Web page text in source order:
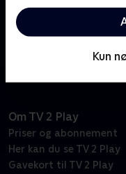
Kun
Meyerheim og hans
til at dele generøst
Om TV 2 Play
Priser og abonnement
Her kan du se TV 2 Play
Gavekort til TV 2 Play